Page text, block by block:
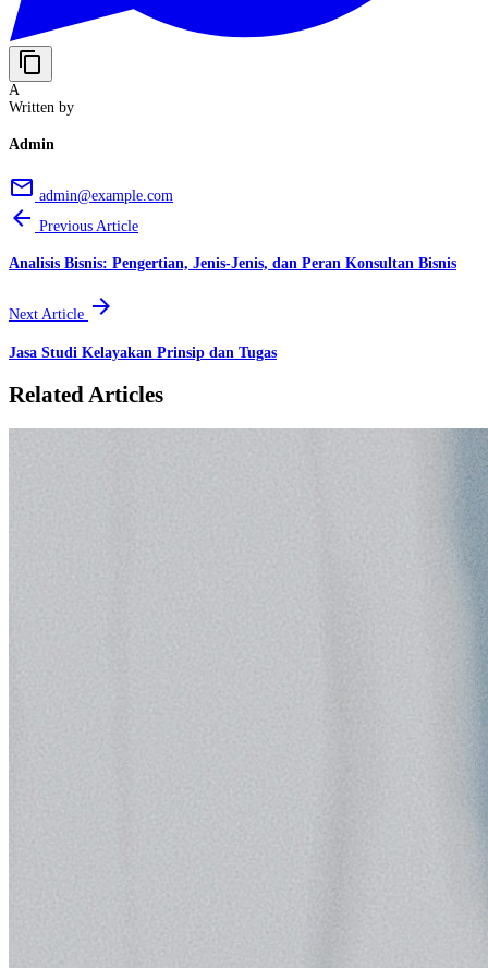
content_copy
A
Written by
Admin
email admin@example.com
arrow_back Previous Article
Analisis Bisnis: Pengertian, Jenis-Jenis, dan Peran Konsultan Bisnis
Next Article arrow_forward
Jasa Studi Kelayakan Prinsip dan Tugas
Related Articles